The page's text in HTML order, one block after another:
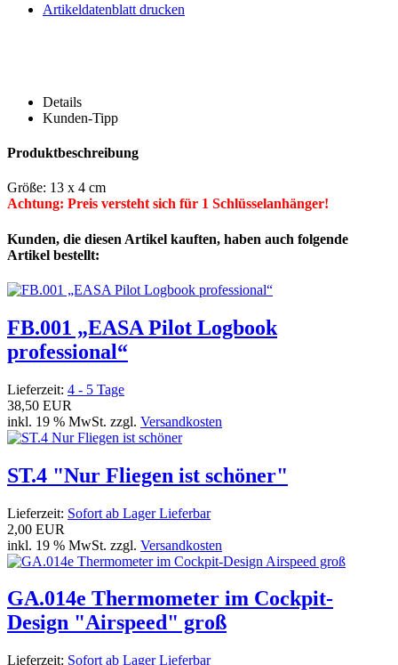
Artikeldatenblatt drucken
Details
Kunden-Tipp
Produktbeschreibung
Größe: 13 x 4 cm
Achtung: Preis versteht sich für 1 Schlüsselanhänger!
Kunden, die diesen Artikel kauften, haben auch folgende
Artikel bestellt:
FB.001 „EASA Pilot Logbook
professional“
Lieferzeit: 4 - 5 Tage
38,50 EUR
inkl. 19 % MwSt. zzgl. Versandkosten
ST.4 "Nur Fliegen ist schöner"
Lieferzeit: Sofort ab Lager Lieferbar
2,00 EUR
inkl. 19 % MwSt. zzgl. Versandkosten
GA.014e Thermometer im Cockpit-
Design "Airspeed" groß
Lieferzeit: Sofort ab Lager Lieferbar